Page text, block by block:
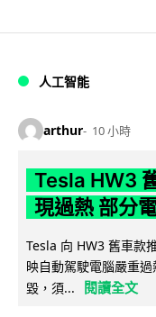
人工智能
arthur 10 小時
Tesla HW3
現過熱 部分
Tesla 向 HW3 舊車款
映自動駕駛電腦嚴重
毀，須...
閱讀全文